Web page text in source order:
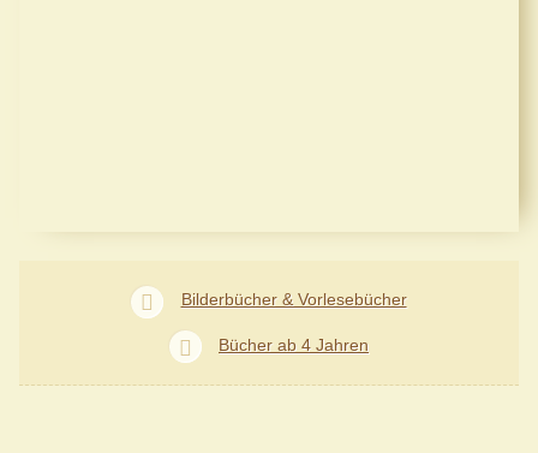
Bilderbücher & Vorlesebücher
Bücher ab 4 Jahren